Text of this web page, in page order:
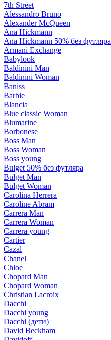
7th Street
Alessandro Bruno
Alexander McQueen
Ana Hickmann
Ana Hickmann 50% без футляра
Armani Exchange
Babylook
Baldinini Man
Baldinini Woman
Baniss
Barbie
Blancia
Blue classic Woman
Blumarine
Borbonese
Boss Man
Boss Woman
Boss young
Bulget 50% без футляра
Bulget Man
Bulget Woman
Carolina Herrera
Caroline Abram
Carrera Man
Carrera Woman
Carrera young
Cartier
Cazal
Chanel
Chloe
Chopard Man
Chopard Woman
Christian Lacroix
Dacchi
Dacchi young
Dacchi (дети)
David Beckham